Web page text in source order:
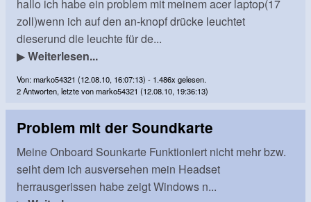
hallo ich habe ein problem mit meinem acer laptop(17
zoll)wenn ich auf den an-knopf drücke leuchtet
dieserund die leuchte für de...
▶Weiterlesen...
Von: marko54321 (12.08.10, 16:07:13) - 1.486x gelesen.
2 Antworten, letzte von marko54321 (12.08.10, 19:36:13)
Problem mit der Soundkarte
Meine Onboard Sounkarte Funktioniert nicht mehr bzw.
seiht dem ich ausversehen mein Headset
herrausgerissen habe zeigt Windows n...